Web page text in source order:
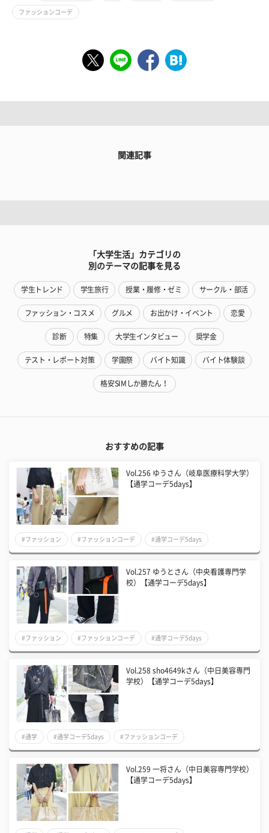
ファッションコーデ
関連記事
「大学生活」カテゴリの
別のテーマの記事を見る
学生トレンド 学生旅行 授業・履修・ゼミ サークル・部活
ファッション・コスメ グルメ お出かけ・イベント 恋愛
診断 特集 大学生インタビュー 奨学金
テスト・レポート対策 学園祭 バイト知識 バイト体験談
格安SIMしか勝たん！
おすすめの記事
Vol.256 ゆうさん（岐阜医療科学大学）
【通学コーデ5days】
#ファッション #ファッションコーデ #通学コーデ5days
Vol.257 ゆうとさん（中央看護専門学
校）【通学コーデ5days】
#ファッション #ファッションコーデ #通学コーデ5days
Vol.258 sho4649kさん（中日美容専門
学校）【通学コーデ5days】
#通学 #通学コーデ5days #ファッションコーデ
Vol.259 一将さん（中日美容専門学校）
【通学コーデ5days】